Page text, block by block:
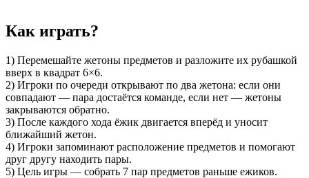
Как играть?
1) Перемешайте жетоны предметов и разложите их рубашкой
вверх в квадрат 6×6.
2) Игроки по очереди открывают по два жетона: если они
совпадают — пара достаётся команде, если нет — жетоны
закрываются обратно.
3) После каждого хода ёжик двигается вперёд и уносит
ближайший жетон.
4) Игроки запоминают расположение предметов и помогают
друг другу находить пары.
5) Цель игры — собрать 7 пар предметов раньше ежиков.